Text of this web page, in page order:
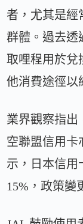
者，尤其是經
群體。過去透
取哩程用於兌
他消費途徑以
業界觀察指出
空聯盟信用卡
示，日本信用
15%，政策變